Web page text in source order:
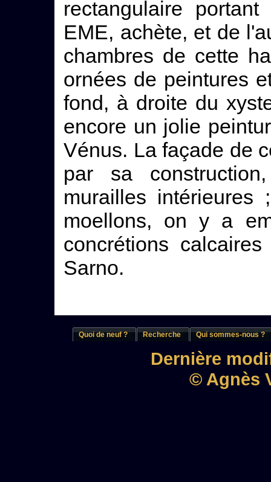
rectangulaire
EME, achète, et de
chambres de cette
ornées de peintures
fond, à droite du
encore un jolie
Vénus. La façade de
par sa
murailles
moellons, on y a
concrétions
Sarno.
Quoi de neuf ? Recherche Qui sommes-nous ?
Dernière
© Agnès